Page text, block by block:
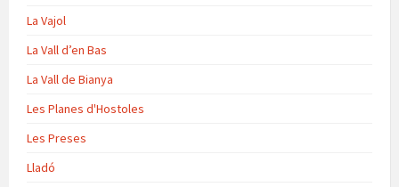
La Vajol
La Vall d’en Bas
La Vall de Bianya
Les Planes d'Hostoles
Les Preses
Lladó